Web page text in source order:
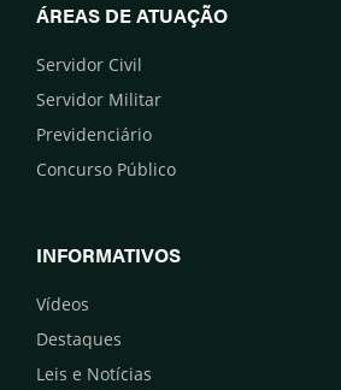
ÁREAS DE ATUAÇÃO
Servidor Civil
Servidor Militar
Previdenciário
Concurso Público
INFORMATIVOS
Vídeos
Destaques
Leis e Notícias